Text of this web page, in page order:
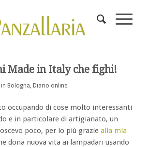
Made in Italy che fighi!
in Bologna, Diario online
occupando di cose molto interessanti
e in particolare di artigianato, un
poco, per lo più grazie alla mia
dona nuova vita ai lampadari usando